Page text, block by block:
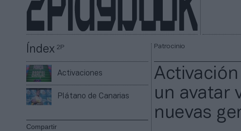
Índex2P
Activaciones
Plátano de Canarias
Compartir
Patrocinio
un avatar
nuevas